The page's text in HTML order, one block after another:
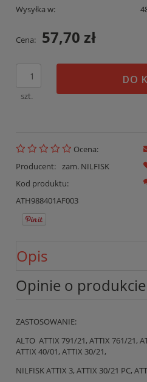
Wysyłka w:
Cena: 57,70 zł
szt.
DO
Ocena:
Producent: zam. NILFISK
Kod produktu:
ATH988401AF003
Opis
Opinie o
ZASTOSOWANIE:
ALTO ATTIX 791/21, ATTIX 761/21,
ATTIX 40/01, ATTIX 30/21,
NILFISK ATTIX 3, ATTIX 30/21 PC,